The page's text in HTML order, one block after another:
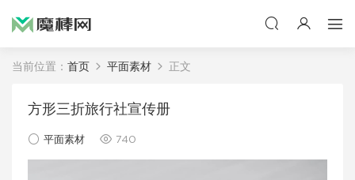
当前位置： 首页 平面素材 正文
方形三折旅行社宣传册
平面素材 740